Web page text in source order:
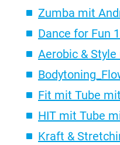
Zumba mit
Dance for Fun
Aerobic &
Fit mit Tube
HIT mit Tube
Kraft &